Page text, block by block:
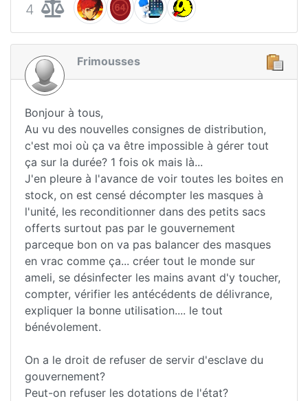
4
Frimousses
Bonjour à tous,
Au vu des nouvelles consignes de distribution,
c'est moi où ça va être impossible à gérer tout
ça sur la durée? 1 fois ok mais là...
J'en pleure à l'avance de voir toutes les boites en
stock, on est censé décompter les masques à
l'unité, les reconditionner dans des petits sacs
offerts surtout pas par le gouvernement
parceque bon on va pas balancer des masques
en vrac comme ça... créer tout le monde sur
ameli, se désinfecter les mains avant d'y toucher,
compter, vérifier les antécédents de délivrance,
expliquer la bonne utilisation.... le tout
bénévolement.
On a le droit de refuser de servir d'esclave du
gouvernement?
Peut-on refuser les dotations de l'état?